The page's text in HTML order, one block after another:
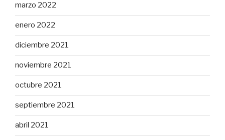
marzo 2022
enero 2022
diciembre 2021
noviembre 2021
octubre 2021
septiembre 2021
abril 2021